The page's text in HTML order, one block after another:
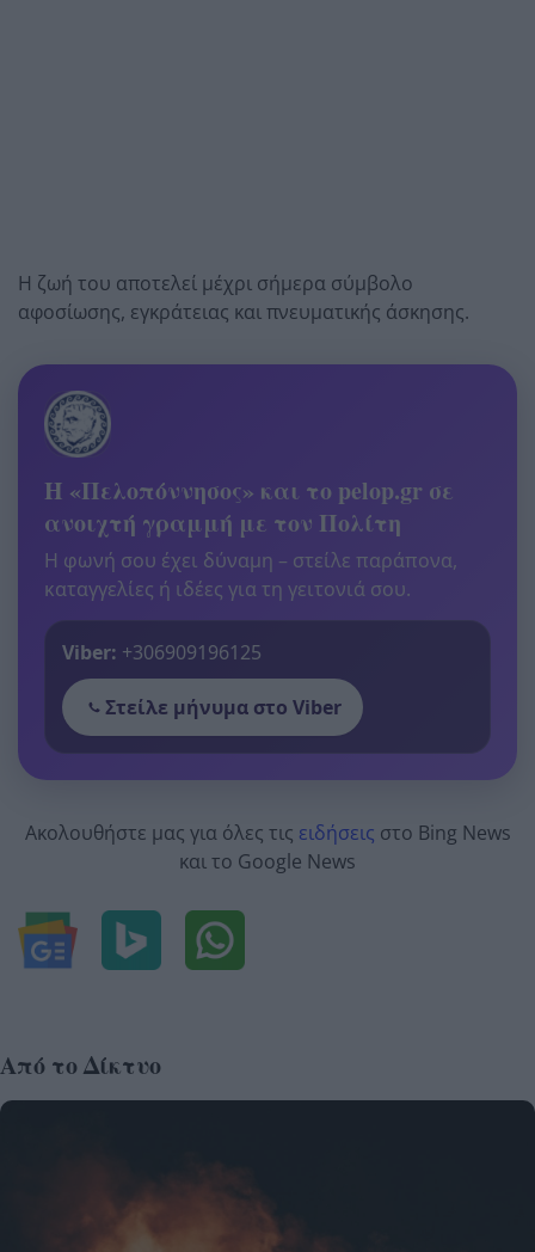
Η ζωή του αποτελεί μέχρι σήμερα σύμβολο
αφοσίωσης, εγκράτειας και πνευματικής άσκησης.
Η «Πελοπόννησος» και το pelop.gr σε
ανοιχτή γραμμή με τον Πολίτη
Η φωνή σου έχει δύναμη – στείλε παράπονα,
καταγγελίες ή ιδέες για τη γειτονιά σου.
Viber: +306909196125
Στείλε μήνυμα στο Viber
Ακολουθήστε μας για όλες τις ειδήσεις στο Bing News
και το Google News
Από το Δίκτυο